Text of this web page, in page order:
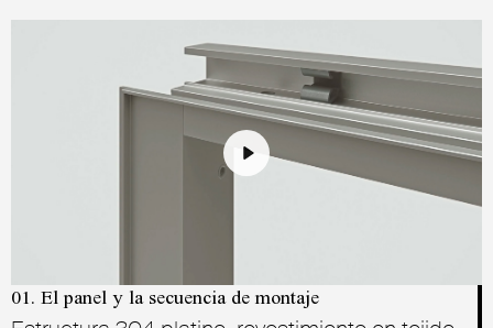
Mute Settings
Play
01. El panel y la secuencia de montaje